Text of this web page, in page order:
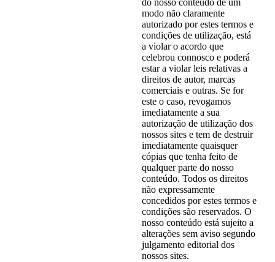
do nosso conteúdo de um
modo não claramente
autorizado por estes termos e
condições de utilização, está
a violar o acordo que
celebrou connosco e poderá
estar a violar leis relativas a
direitos de autor, marcas
comerciais e outras. Se for
este o caso, revogamos
imediatamente a sua
autorização de utilização dos
nossos sites e tem de destruir
imediatamente quaisquer
cópias que tenha feito de
qualquer parte do nosso
conteúdo. Todos os direitos
não expressamente
concedidos por estes termos e
condições são reservados. O
nosso conteúdo está sujeito a
alterações sem aviso segundo
julgamento editorial dos
nossos sites.